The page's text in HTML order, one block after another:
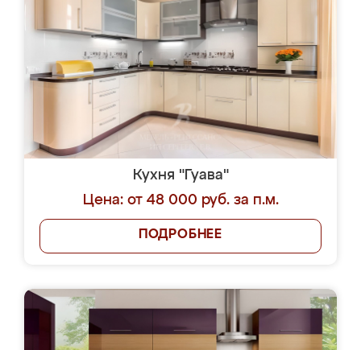
Кухня "Гуава"
Цена: от 48 000 руб. за п.м.
ПОДРОБНЕЕ